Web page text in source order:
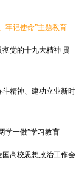
牢记使命”主题教育
彻党的十九大精神 贯
斗精神、建功立业新时
学一做”学习教育
国高校思想政治工作会